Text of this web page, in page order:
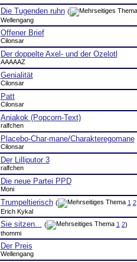
Die Tugenden ruhn (
Wellengang
Offener Brief
Cilonsar
Der doppelte Axel- und der Ozelotl
AAAAAZ
Genialität
Cilonsar
Patt
Cilonsar
Aniakok (Popcorn-Text)
ralfchen
Placebo-Char-mane/Charakteregomane
Cilonsar
Der Lilliputor 3
ralfchen
Die neue Partei PPD
Moni
Trumpeltierisch ( 1 2
Erich Kykal
Sie sitzen... ( 1 2)
thommi
Der Preis
Wellengang